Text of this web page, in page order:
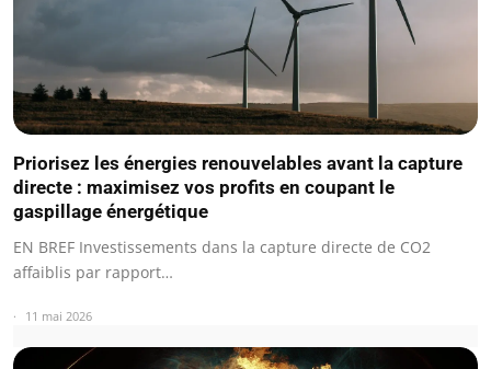
Priorisez les énergies renouvelables avant la capture
directe : maximisez vos profits en coupant le
gaspillage énergétique
EN BREF Investissements dans la capture directe de CO2
affaiblis par rapport…
11 mai 2026